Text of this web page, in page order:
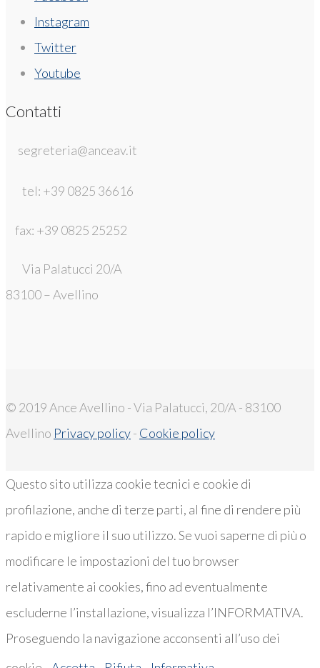
Instagram
Twitter
Youtube
Contatti
segreteria@anceav.it
tel: +39 0825 36616
fax: +39 0825 25252
Via Palatucci 20/A
83100 – Avellino
© 2019 Ance Avellino - Via Palatucci, 20/A - 83100
Avellino Privacy policy- Cookie policy
Questo sito utilizza cookie tecnici e cookie di
profilazione, anche di terze parti, al fine di rendere più
rapido e migliore il suo utilizzo. Se vuoi saperne di più o
modificare le impostazioni del tuo browser
relativamente ai cookies, fino ad eventualmente
escluderne l’installazione, visualizza l’INFORMATIVA.
Proseguendo la navigazione acconsenti all’uso dei